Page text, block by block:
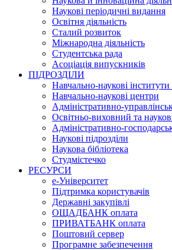
Наукові періодичні видання
Освітня діяльність
Сталий розвиток
Міжнародна діяльність
Студентська рада
Асоціація випускників
ПІДРОЗДІЛИ
Навчально-наукові інститути
Навчально-наукові центри
Адміністративно-
Освітньо-виховний та
Адміністративно-
Наукові підрозділи
Наукова бібліотека
Студмістечко
РЕСУРСИ
е-Університет
Підтримка користувачів
Державні закупівлі
ОЩАДБАНК оплата
ПРИВАТБАНК оплата
Поштовий сервер
Програмне забезпечення